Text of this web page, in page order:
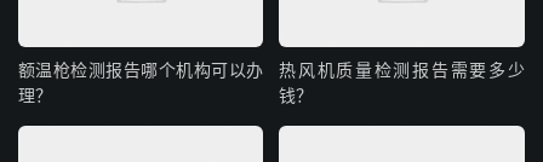
额温枪检测报告哪个机构可以办
理？
热风机质量检测报告需要多少
钱？